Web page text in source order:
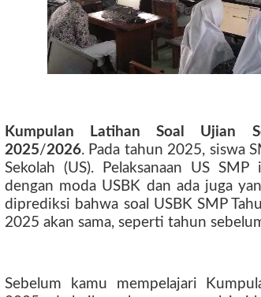
Kumpulan Latihan Soal Ujian
2025/2026. Pada tahun 2025, siswa
Sekolah (US). Pelaksanaan US
dengan moda USBK dan ada juga
diprediksi bahwa soal USBK SMP
2025 akan sama, seperti tahun
Sebelum kamu mempelajari